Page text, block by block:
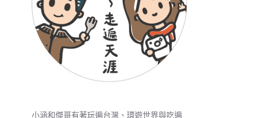
小涵和傑哥有著玩遍台灣、環遊世界與吃遍